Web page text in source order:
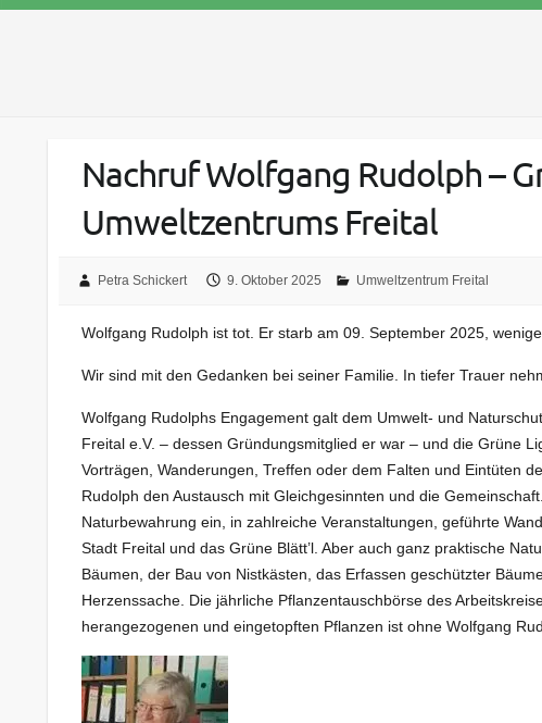
Nachruf Wolfgang Rudolph –
Umweltzentrums Freital
Petra Schickert 9. Oktober 2025 Umweltzentrum Freital
Wolfgang Rudolph ist tot. Er starb am 09. September 2025,
Wir sind mit den Gedanken bei seiner Familie. In tiefer Trauer
Wolfgang Rudolphs Engagement galt dem Umwelt- und
Freital e.V. – dessen Gründungsmitglied er war – und die Grüne
Vorträgen, Wanderungen, Treffen oder dem Falten und Eintüten
Rudolph den Austausch mit Gleichgesinnten und die
Naturbewahrung ein, in zahlreiche Veranstaltungen, geführte
Stadt Freital und das Grüne Blätt’l. Aber auch ganz praktische
Bäumen, der Bau von Nistkästen, das Erfassen geschützter
Herzenssache. Die jährliche Pflanzentauschbörse des
herangezogenen und eingetopften Pflanzen ist ohne Wolfgang